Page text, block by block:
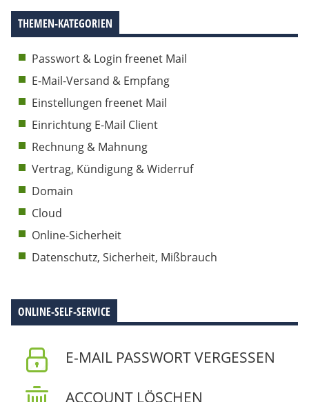
THEMEN-KATEGORIEN
Passwort & Login freenet Mail
E-Mail-Versand & Empfang
Einstellungen freenet Mail
Einrichtung E-Mail Client
Rechnung & Mahnung
Vertrag, Kündigung & Widerruf
Domain
Cloud
Online-Sicherheit
Datenschutz, Sicherheit, Mißbrauch
ONLINE-SELF-SERVICE
E-MAIL PASSWORT VERGESSEN
ACCOUNT LÖSCHEN